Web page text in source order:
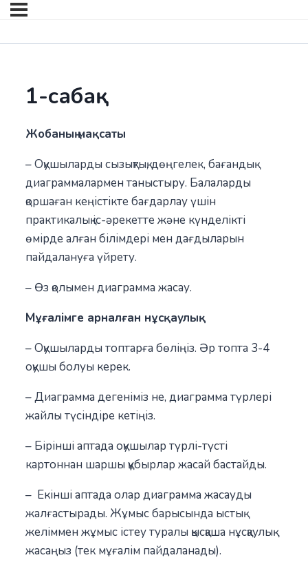
1-сабақ
Жобаның мақсаты
– Оқушыларды сызықтық, дөңгелек, бағандық
диаграммалармен таныстыру. Балаларды
қоршаған кеңістікте бағдарлау үшін
практикалық іс-әрекетте және күнделікті
өмірде алған білімдері мен дағдыларын
пайдалануға үйрету.
– Өз қолымен диаграмма жасау.
Мұғалімге арналған нұсқаулық
– Оқушыларды топтарға бөліңіз. Әр топта 3-4
оқушы болуы керек.
– Диаграмма дегеніміз не, диаграмма түрлері
жайлы түсіндіре кетіңіз.
– Бірінші аптада оқушылар түрлі-түсті
картоннан шаршы құбырлар жасай бастайды.
– Екінші аптада олар диаграмма жасауды
жалғастырады. Жұмыс барысында ыстық
желіммен жұмыс істеу туралы қысқаша нұсқаулық
жасаңыз (тек мұғалім пайдаланады).